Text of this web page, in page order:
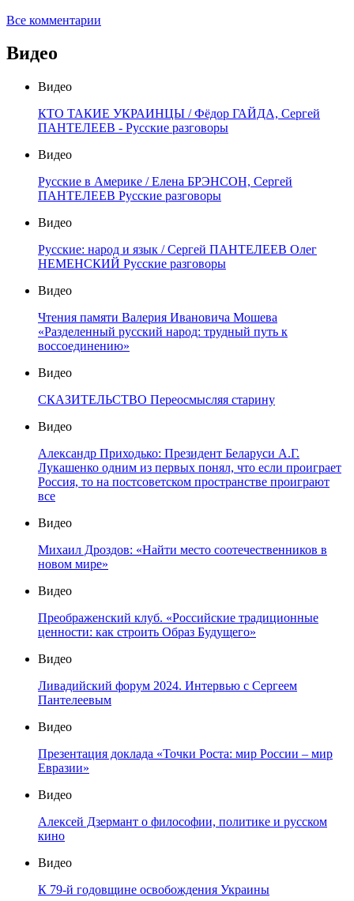
Все комментарии
Видео
Видео
КТО ТАКИЕ УКРАИНЦЫ / Фёдор ГАЙДА, Сергей
ПАНТЕЛЕЕВ - Русские разговоры
Видео
Русские в Америке / Елена БРЭНСОН, Сергей
ПАНТЕЛЕЕВ Русские разговоры
Видео
Русские: народ и язык / Сергей ПАНТЕЛЕЕВ Олег
НЕМЕНСКИЙ Русские разговоры
Видео
Чтения памяти Валерия Ивановича Мошева
«Разделенный русский народ: трудный путь к
воссоединению»
Видео
СКАЗИТЕЛЬСТВО Переосмысляя старину
Видео
Александр Приходько: Президент Беларуси А.Г.
Лукашенко одним из первых понял, что если проиграет
Россия, то на постсоветском пространстве проиграют
все
Видео
Михаил Дроздов: «Найти место соотечественников в
новом мире»
Видео
Преображенский клуб. «Российские традиционные
ценности: как строить Образ Будущего»
Видео
Ливадийский форум 2024. Интервью с Сергеем
Пантелеевым
Видео
Презентация доклада «Точки Роста: мир России – мир
Евразии»
Видео
Алексей Дзермант о философии, политике и русском
кино
Видео
К 79-й годовщине освобождения Украины